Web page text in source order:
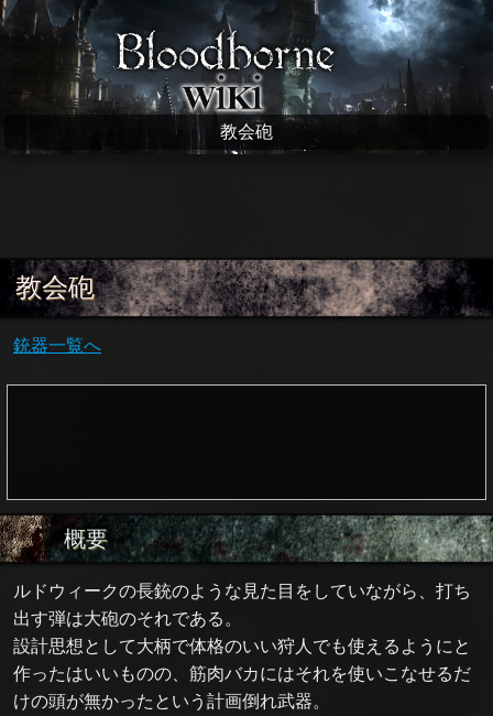
Bloodborne wiki
教会砲
教会砲
銃器一覧へ
概要
ルドウィークの長銃のような見た目をしていながら、打ち
出す弾は大砲のそれである。
設計思想として大柄で体格のいい狩人でも使えるようにと
作ったはいいものの、筋肉バカにはそれを使いこなせるだ
けの頭が無かったという計画倒れ武器。